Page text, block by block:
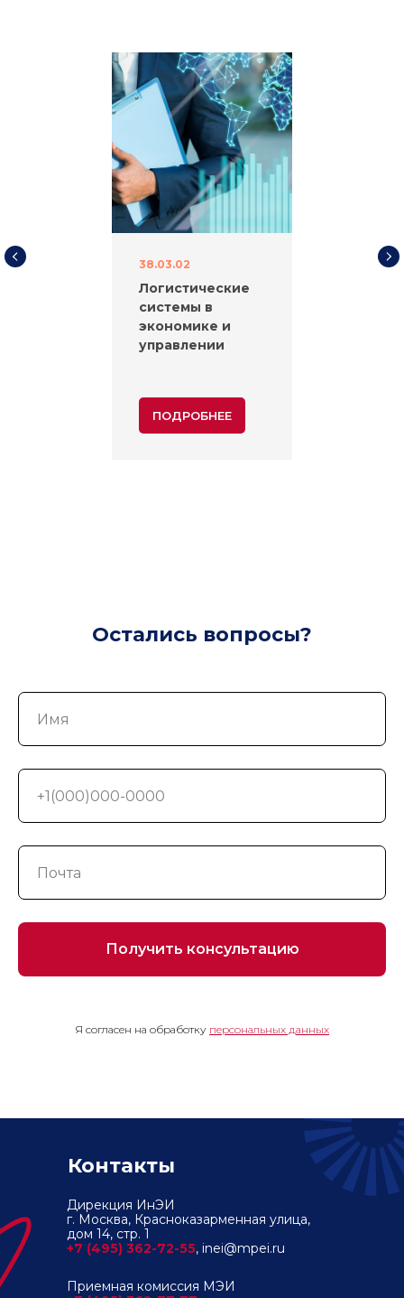
38.03.02
Логистические
системы в
экономике и
управлении
ПОДРОБНЕЕ
Остались вопросы?
Получить консультацию
Я согласен на обработку персональных данных
Контакты
Приемная комиссия МЭИ
Дирекция ИнЭИ
г. Москва, Красноказарменная улица,
дом 14, стр. 1
+7 (495) 362-72-55, inei@mpei.ru